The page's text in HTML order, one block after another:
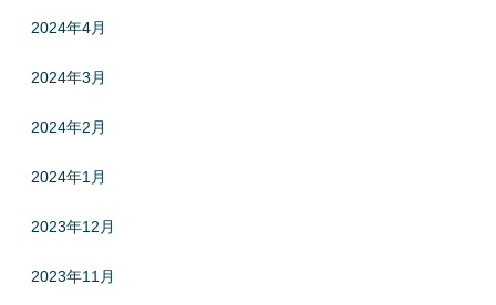
2024年4月
2024年3月
2024年2月
2024年1月
2023年12月
2023年11月